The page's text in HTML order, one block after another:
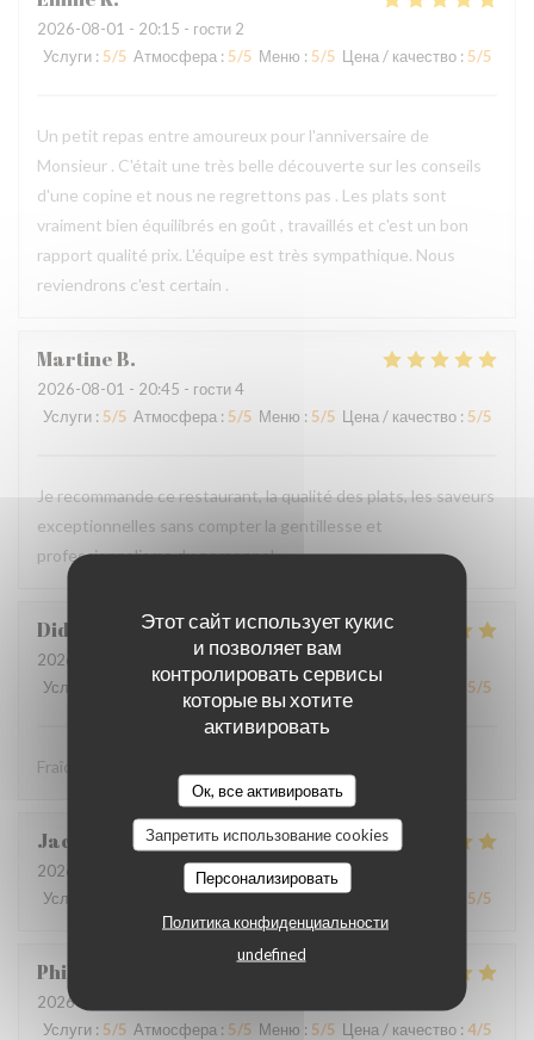
Этот сайт использует кукис
и позволяет вам
контролировать сервисы
которые вы хотите
активировать
Ок, все активировать
Запретить использование cookies
Персонализировать
Политика конфиденциальности
undefined
2026-08-01 - 20:15 - гости 2
Услуги : 5/5 Атмосфера : 5/5 Меню : 5/5 Цена / качество : 5/5
Un petit repas entre amoureux pour l'anniversaire de
Monsieur . C'était une très belle découverte sur les conseils
d'une copine et nous ne regrettons pas . Les plats sont
vraiment bien équilibrés en goût , travaillés et c'est un bon
rapport qualité prix. L'équipe est très sympathique. Nous
reviendrons c'est certain .
MartineB
2026-08-01 - 20:45 - гости 4
Услуги : 5/5 Атмосфера : 5/5 Меню : 5/5 Цена / качество : 5/5
Je recommande ce restaurant, la qualité des plats, les saveurs
exceptionnelles sans compter la gentillesse et
professionnalisme du personnel.
Didier
2026-08-01
- 12:30 - гости 4
Услуги
Атмосфера : 5/5 Меню : 5/5 Цена / качество 5/5
Fraîcheur des produits
Jacques
2026-07-31
- 20:30 - гости 2
Услуги
Атмосфера:5/5 Меню:5/5 Цена / качество 5/5
Philippe
2026-07-30
Услуги : 5/5 Атмосфера : 5/5 Меню : 5/5 Цена / качество : 4/5